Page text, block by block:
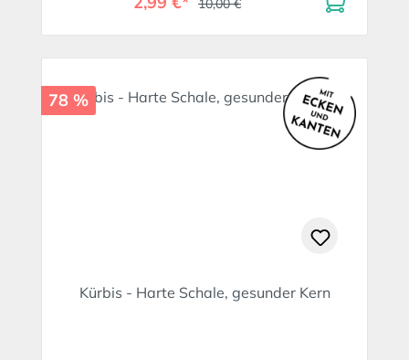
10,00 €
78 %
Kürbis - Harte Schale, gesunder Kern